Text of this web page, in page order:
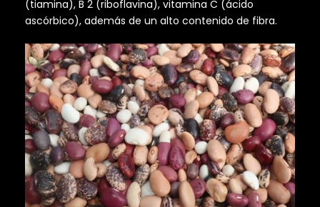
(tiamina), B 2 (riboflavina), vitamina C (ácido
ascórbico), además de un alto contenido de fibra.